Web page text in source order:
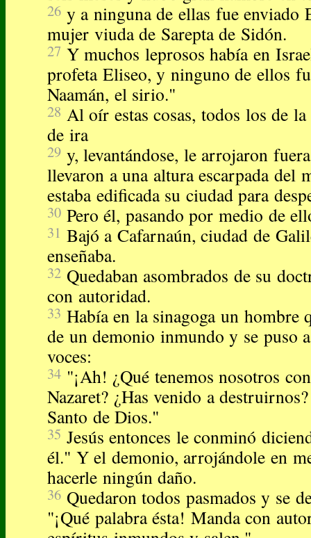
26 y a ninguna de ellas fue enviado
mujer viuda de Sarepta de Sidón.
27 Y muchos leprosos había en
profeta Eliseo, y ninguno de ellos
Naamán, el sirio."
28 Al oír estas cosas, todos los de
de ira
29 y, levantándose, le arrojaron
llevaron a una altura escarpada del
estaba edificada su ciudad para
30 Pero él, pasando por medio de
31 Bajó a Cafarnaún, ciudad de
enseñaba.
32 Quedaban asombrados de su
con autoridad.
33 Había en la sinagoga un hombre
de un demonio inmundo y se puso
voces:
34 "¡Ah! ¿Qué tenemos nosotros
Nazaret? ¿Has venido a
Santo de Dios."
35 Jesús entonces le conminó
él." Y el demonio, arrojándole en
hacerle ningún daño.
36 Quedaron todos pasmados y se
"¡Qué palabra ésta! Manda con